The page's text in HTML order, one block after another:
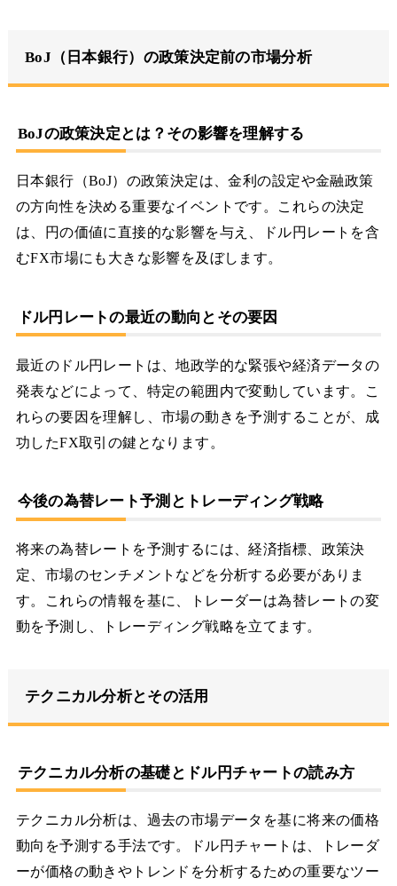
BoJ（日本銀行）の政策決定前の市場分析
BoJの政策決定とは？その影響を理解する
日本銀行（BoJ）の政策決定は、金利の設定や金融政策
の方向性を決める重要なイベントです。これらの決定
は、円の価値に直接的な影響を与え、ドル円レートを含
むFX市場にも大きな影響を及ぼします。
ドル円レートの最近の動向とその要因
最近のドル円レートは、地政学的な緊張や経済データの
発表などによって、特定の範囲内で変動しています。こ
れらの要因を理解し、市場の動きを予測することが、成
功したFX取引の鍵となります。
今後の為替レート予測とトレーディング戦略
将来の為替レートを予測するには、経済指標、政策決
定、市場のセンチメントなどを分析する必要がありま
す。これらの情報を基に、トレーダーは為替レートの変
動を予測し、トレーディング戦略を立てます。
テクニカル分析とその活用
テクニカル分析の基礎とドル円チャートの読み方
テクニカル分析は、過去の市場データを基に将来の価格
動向を予測する手法です。ドル円チャートは、トレーダ
ーが価格の動きやトレンドを分析するための重要なツー